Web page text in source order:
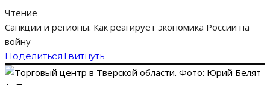
Чтение
Санкции и регионы. Как реагирует экономика России на
войну
ПоделитьсяТвитнуть